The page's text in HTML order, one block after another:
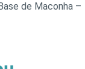
de Maconha –